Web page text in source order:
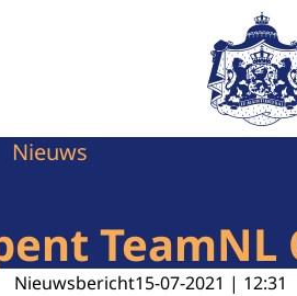
Naar de
Nieuws
Nieuwsbericht15-07-2021 | 12:31